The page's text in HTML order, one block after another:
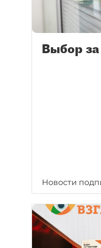
Выбор
Новости